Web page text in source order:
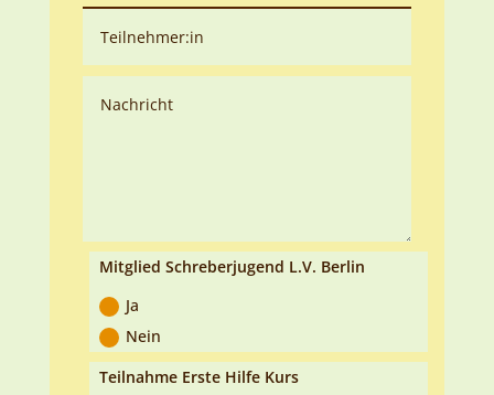
Mitglied Schreberjugend L.V. Berlin
Ja
Nein
Teilnahme Erste Hilfe Kurs